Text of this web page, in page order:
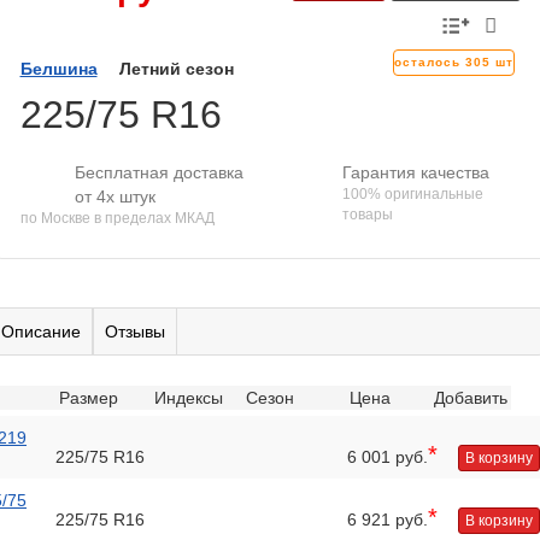
Белшина Летний сезон осталось 305 шт
225/75 R16
Бесплатная доставка
от 4х штук
по Москве в пределах МКАД
Гарантия качества
100% оригинальные
товары
Описание Отзывы
Размер Индексы Сезон Цена Добавить
225/75 R16
6 001 руб. * В корзину
75
225/75 R16
6 921 руб. * В корзину